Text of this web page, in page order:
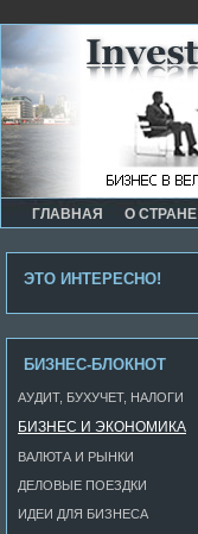
ГЛАВНАЯ О СТРАНЕ
ЭТО ИНТЕРЕСНО!
БИЗНЕС-БЛОКНОТ
АУДИТ, БУХУЧЕТ, НАЛОГИ
БИЗНЕС И ЭКОНОМИКА
ВАЛЮТА И РЫНКИ
ДЕЛОВЫЕ ПОЕЗДКИ
ИДЕИ ДЛЯ БИЗНЕСА